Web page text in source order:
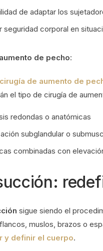
de adaptar los
seguridad corporal en
de pecho:
de aumento de
el tipo de cirugía de
redondas o anatómicas
subglandular o
combinadas con
sigue siendo el
muslos, brazos o
y definir el cuerpo.